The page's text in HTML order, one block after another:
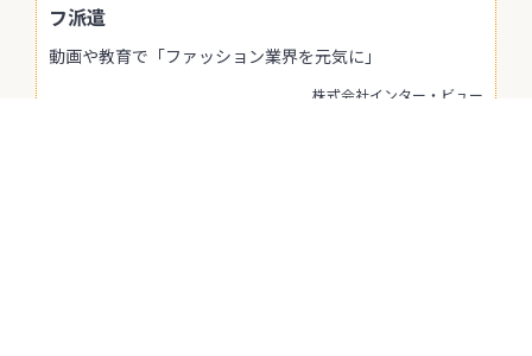
フ派遣
動画や教育で「ファッション業界を元気に」
株式会社インター・ビュー